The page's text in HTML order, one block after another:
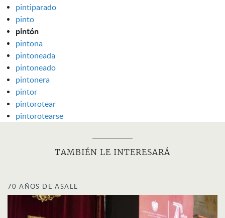
pintiparado
pinto
pintón
pintona
pintoneada
pintoneado
pintonera
pintor
pintorotear
pintorotearse
TAMBIÉN LE INTERESARÁ
70 AÑOS DE ASALE